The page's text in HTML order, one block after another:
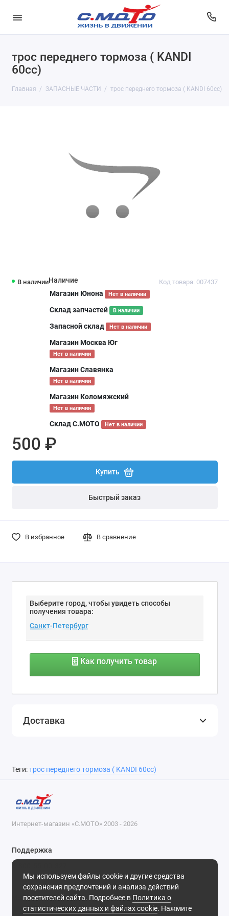
трос переднего тормоза ( KANDI
60cc)
Главная ЗАПАСНЫЕ ЧАСТИ трос переднего тормоза ( KANDI 60cc)
В наличии Код товара: 007437
Наличие
Магазин Юнона
Нет в наличии
Склад запчастей В наличии
Запасной склад Нет в наличии
Магазин Москва Юг
Нет в наличии
Магазин Славянка
Нет в наличии
Магазин Коломяжский
Нет в наличии
Склад С.МОТО Нет в наличии
500 ₽
Купить
Быстрый заказ
В избранное В сравнение
Выберите город, чтобы увидеть способы
получения товара:
Как получить товар
Доставка
Теги:трос переднего тормоза ( KANDI 60cc)
Мы используем файлы cookie и другие средства
сохранения предпочтений и анализа действий
посетителей сайта. Подробнее в Политика о
статистических данных и файлах cookie. Нажмите
Интернет-магазин «С.МОТО» 2003 - 2026
Поддержка
8-800-55-00-327
Будни, с 09-30 до 18-30
Мы в сети